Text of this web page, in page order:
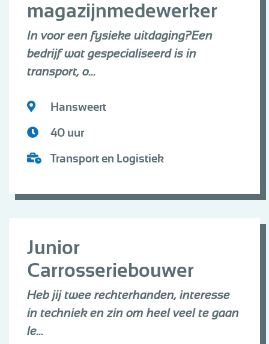
magazijnmedewerker
In voor een fysieke uitdaging?Een
bedrijf wat gespecialiseerd is in
transport, o...
Hansweert
40 uur
Transport en Logistiek
Junior
Carrosseriebouwer
Heb jij twee rechterhanden, interesse
in techniek en zin om heel veel te gaan
le...